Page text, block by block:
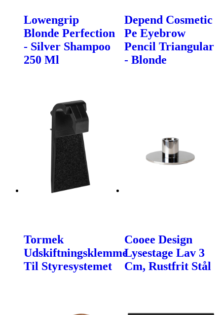
Lowengrip
Blonde Perfection
- Silver Shampoo
250 Ml
Depend Cosmetic
Pe Eyebrow
Pencil Triangular
- Blonde
Tormek
Udskiftningsklemme
Til Styresystemet
Cooee Design
Lysestage Lav 3
Cm, Rustfrit Stål